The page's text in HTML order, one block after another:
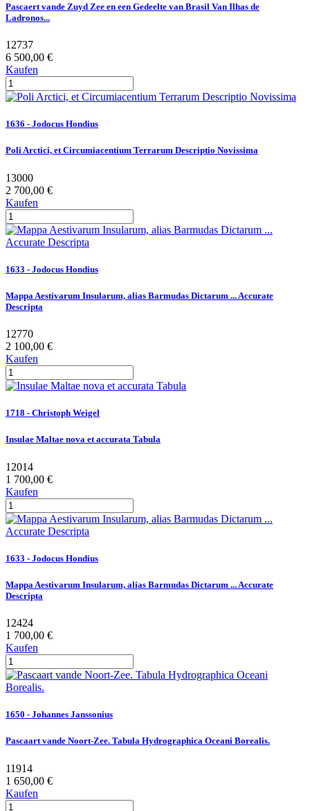
Pascaert vande Zuyd Zee en een Gedeelte van Brasil Van Ilhas de
Ladronos...
12737
6 500,00 €
Kaufen
1636 - Jodocus Hondius
Poli Arctici, et Circumiacentium Terrarum Descriptio Novissima
13000
2 700,00 €
Kaufen
1633 - Jodocus Hondius
Mappa Aestivarum Insularum, alias Barmudas Dictarum ... Accurate
Descripta
12770
2 100,00 €
Kaufen
1718 - Christoph Weigel
Insulae Maltae nova et accurata Tabula
12014
1 700,00 €
Kaufen
1633 - Jodocus Hondius
Mappa Aestivarum Insularum, alias Barmudas Dictarum ... Accurate
Descripta
12424
1 700,00 €
Kaufen
1650 - Johannes Janssonius
Pascaart vande Noort-Zee. Tabula Hydrographica Oceani Borealis.
11914
1 650,00 €
Kaufen